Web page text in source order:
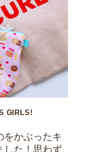
GIRLS!
をかぶったキ
した！思わず